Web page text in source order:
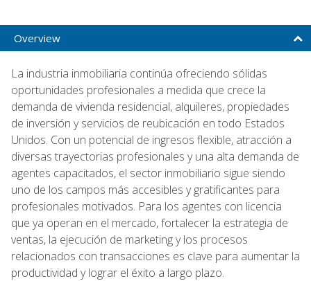
Overview
La industria inmobiliaria continúa ofreciendo sólidas
oportunidades profesionales a medida que crece la
demanda de vivienda residencial, alquileres, propiedades
de inversión y servicios de reubicación en todo Estados
Unidos. Con un potencial de ingresos flexible, atracción a
diversas trayectorias profesionales y una alta demanda de
agentes capacitados, el sector inmobiliario sigue siendo
uno de los campos más accesibles y gratificantes para
profesionales motivados. Para los agentes con licencia
que ya operan en el mercado, fortalecer la estrategia de
ventas, la ejecución de marketing y los procesos
relacionados con transacciones es clave para aumentar la
productividad y lograr el éxito a largo plazo.